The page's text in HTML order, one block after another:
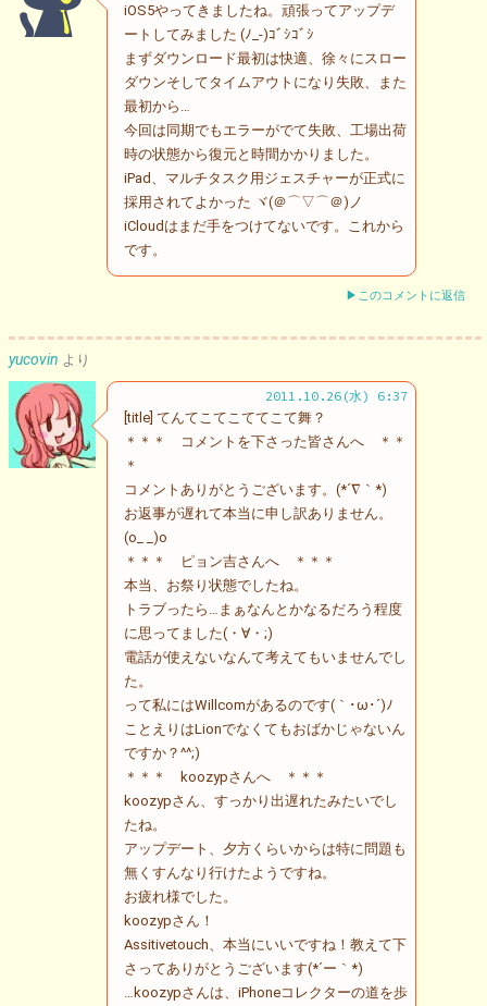
iOS5やってきましたね。頑張ってアップデ
ートしてみました (ﾉ_-)ｺﾞｼｺﾞｼ
まずダウンロード最初は快適、徐々にスロー
ダウンそしてタイムアウトになり失敗、また
最初から…
今回は同期でもエラーがでて失敗、工場出荷
時の状態から復元と時間かかりました。
iPad、マルチタスク用ジェスチャーが正式に
採用されてよかった ヾ(＠⌒▽⌒＠)ノ
iCloudはまだ手をつけてないです。これから
です。
▶このコメントに返信
yucovin より
2011.10.26(水) 6:37
[title] てんてこてこててこて舞？
＊＊＊ コメントを下さった皆さんへ ＊＊
＊
コメントありがとうございます。(*´∇｀*)
お返事が遅れて本当に申し訳ありません。
(o_ _)o
＊＊＊ ピョン吉さんへ ＊＊＊
本当、お祭り状態でしたね。
トラブったら…まぁなんとかなるだろう程度
に思ってました(・∀・;)
電話が使えないなんて考えてもいませんでし
た。
って私にはWillcomがあるのです(｀･ω･´)ﾉ
ことえりはLionでなくてもおばかじゃないん
ですか？^^;)
＊＊＊ koozypさんへ ＊＊＊
koozypさん、すっかり出遅れたみたいでし
たね。
アップデート、夕方くらいからは特に問題も
無くすんなり行けたようですね。
お疲れ様でした。
koozypさん！
Assitivetouch、本当にいいですね！教えて下
さってありがとうございます(*´ー｀*)
…koozypさんは、iPhoneコレクターの道を歩